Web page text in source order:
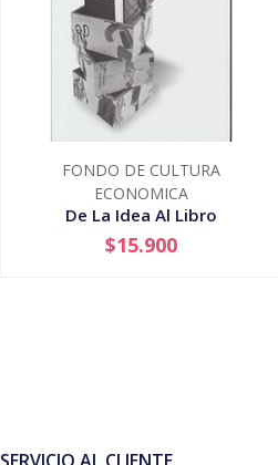
FONDO DE CULTURA
ECONOMICA
De La Idea Al Libro
+
$15.900